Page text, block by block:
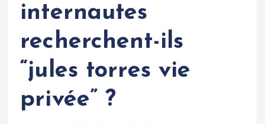
internautes
recherchent-ils
“jules torres vie
privée” ?